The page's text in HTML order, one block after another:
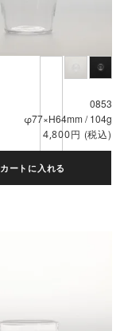
0853
φ77×H64mm / 104g
4,800円 (税込)
カートに入れる